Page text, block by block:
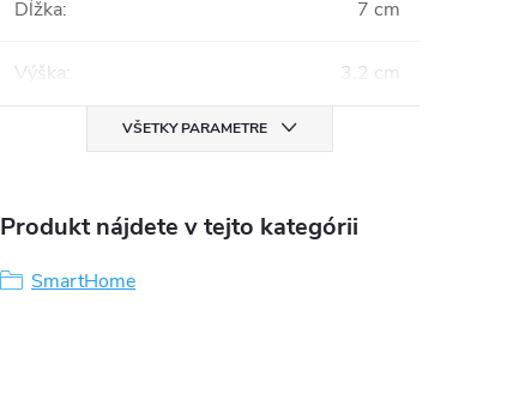
Dĺžka: 7 cm
Výška: 3,2 cm
VŠETKY PARAMETRE
Produkt nájdete v tejto kategórii
SmartHome